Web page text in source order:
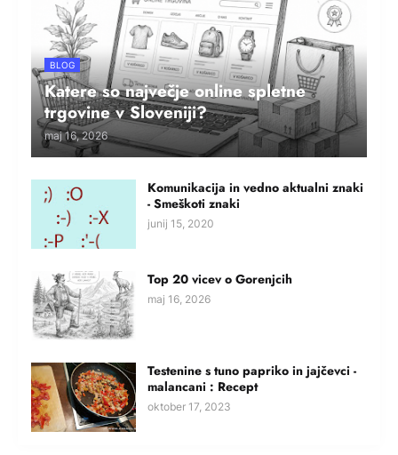
BLOG
Katere so največje online spletne
trgovine v Sloveniji?
maj 16, 2026
Komunikacija in vedno aktualni znaki
- Smeškoti znaki
junij 15, 2020
Top 20 vicev o Gorenjcih
maj 16, 2026
Testenine s tuno papriko in jajčevci -
malancani : Recept
oktober 17, 2023